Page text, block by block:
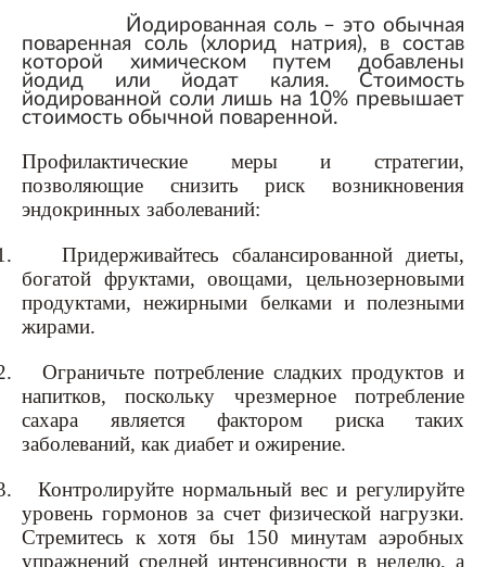
Йодированная соль – это обычная
поваренная соль (хлорид натрия), в состав
которой химическом путем добавлены
йодид или йодат калия. Стоимость
йодированной соли лишь на 10% превышает
стоимость обычной поваренной.
Профилактические меры и стратегии,
позволяющие снизить риск возникновения
эндокринных заболеваний:
Придерживайтесь сбалансированной диеты,
богатой фруктами, овощами, цельнозерновыми
продуктами, нежирными белками и полезными
жирами.
Ограничьте потребление сладких продуктов и
напитков, поскольку чрезмерное потребление
сахара является фактором риска таких
заболеваний, как диабет и ожирение.
Контролируйте нормальный вес и регулируйте
уровень гормонов за счет физической нагрузки.
Стремитесь к хотя бы 150 минутам аэробных
упражнений средней интенсивности в неделю, а